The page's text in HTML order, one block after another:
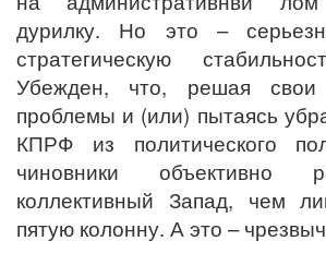
дурилку. Но это –
стратегическую
Убежден, что, решая свои
проблемы и (или) пытаясь
КПРФ из политического
чиновники объективно
коллективный Запад, чем
пятую колонну. А это –